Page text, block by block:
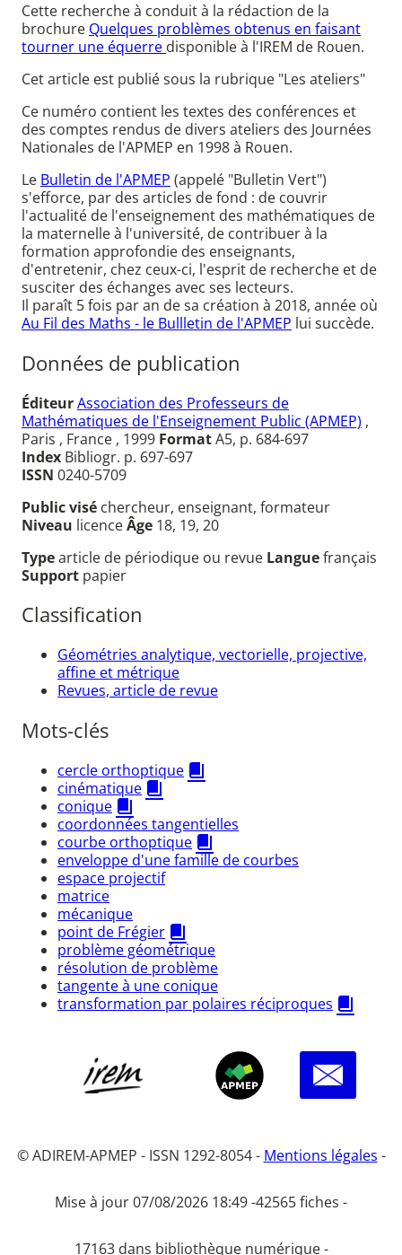
Cette recherche à conduit à la rédaction de la
brochure Quelques problèmes obtenus en faisant
tourner une équerre disponible à l'IREM de Rouen.
Cet article est publié sous la rubrique "Les ateliers"
Ce numéro contient les textes des conférences et
des comptes rendus de divers ateliers des Journées
Nationales de l'APMEP en 1998 à Rouen.
Le Bulletin de l'APMEP (appelé "Bulletin Vert")
s'efforce, par des articles de fond : de couvrir
l'actualité de l'enseignement des mathématiques de
la maternelle à l'université, de contribuer à la
formation approfondie des enseignants,
d'entretenir, chez ceux-ci, l'esprit de recherche et de
susciter des échanges avec ses lecteurs.
Il paraît 5 fois par an de sa création à 2018, année où
Au Fil des Maths - le Bullletin de l'APMEP lui succède.
Données de publication
ÉditeurAssociation des Professeurs de
Mathématiques de l'Enseignement Public (APMEP) ,
Paris , France , 1999 FormatA5, p. 684-697
Index Bibliogr. p. 697-697
ISSN 0240-5709
Public visé chercheur, enseignant, formateur
Niveau licenceÂge 18, 19, 20
Typearticle de périodique ou revue Languefrançais
Support papier
Classification
Géométries analytique, vectorielle, projective,
affine et métrique
Revues, article de revue
Mots-clés
cercle orthoptique
cinématique
conique
coordonnées tangentielles
courbe orthoptique
enveloppe d'une famille de courbes
espace projectif
matrice
mécanique
point de Frégier
problème géométrique
résolution de problème
tangente à une conique
transformation par polaires réciproques
© ADIREM-APMEP - ISSN 1292-8054 - Mentions légales -
Mise à jour 07/08/2026 18:49 -42565 fiches -
17163 dans bibliothèque numérique -